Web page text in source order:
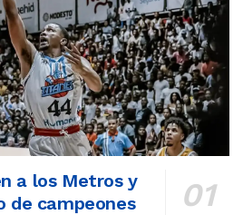
a los Metros y
de campeones